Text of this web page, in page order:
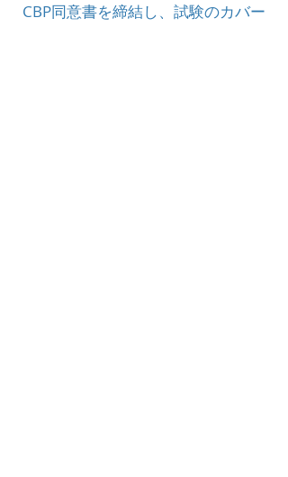
CBP同意書を締結し、試験のカバー